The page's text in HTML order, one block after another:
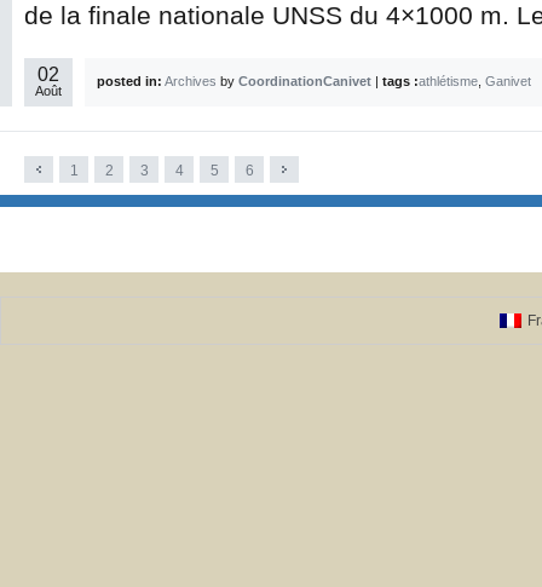
de la finale nationale UNSS du 4×1000 m.
02
Août
posted in: Archives by CoordinationCanivet | tags :athlétisme Ganivet
1 2 3 4 5 6